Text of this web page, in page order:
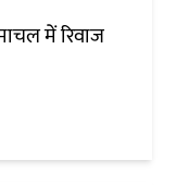
में रिवाज